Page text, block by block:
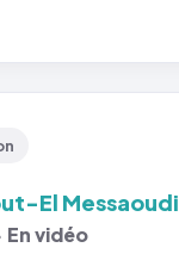
El Messaoudi
En vidéo